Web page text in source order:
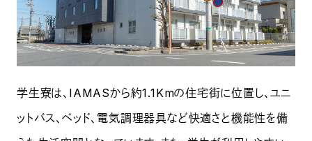
学生寮は、IAMASから約1.1Kmの住宅街に位置し、ユニ
ットバス、ベッド、電気調理器具など快適さと機能性を備